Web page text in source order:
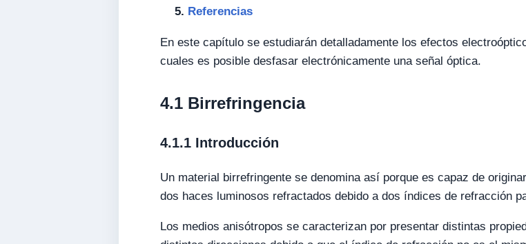
Referencias
En este capítulo se estudiarán detalladamente los efectos
cuales es posible desfasar electrónicamente una señal óptica.
4.1 Birrefringencia
4.1.1 Introducción
Un material birrefringente se denomina así porque es capaz de
dos haces luminosos refractados debido a dos índices de refracción
Los medios anisótropos se caracterizan por presentar distintas